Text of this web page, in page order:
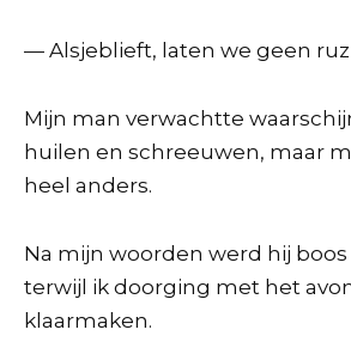
— Alsjeblieft, laten we geen
Mijn man verwachtte
huilen en schreeuwen, maar
heel anders.
Na mijn woorden werd hij
terwijl ik doorging met het
klaarmaken.